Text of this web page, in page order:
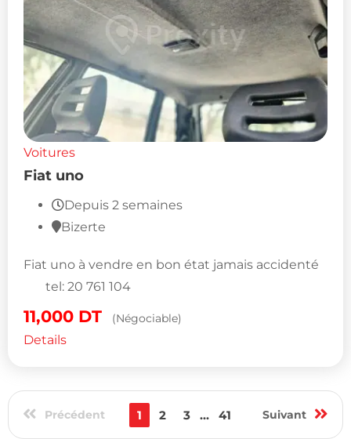
Voitures
Fiat uno
Depuis 2 semaines
Bizerte
Fiat uno à vendre en bon état jamais accidenté
tel: 20 761 104
11,000 DT (Négociable)
Details
Précédent 1 2 3 ... 41 Suivant